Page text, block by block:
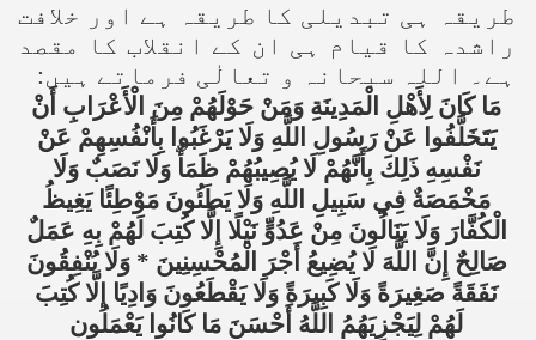
طریقہ ہی تبدیلی کا طریقہ ہے اور خلافت
راشدہ کا قیام ہی ان کے انقلاب کا مقصد
ہے۔ اللہ سبحانہ و تعالٰی فرماتے ہیں:
مَا كَانَ لِأَهْلِ الْمَدِينَةِ وَمَنْ حَوْلَهُمْ مِنَ الْأَعْرَابِ أَنْ
يَتَخَلَّفُوا عَنْ رَسُولِ اللَّهِ وَلَا يَرْغَبُوا بِأَنْفُسِهِمْ عَنْ
نَفْسِهِ ذَلِكَ بِأَنَّهُمْ لَا يُصِيبُهُمْ ظَمَأٌ وَلَا نَصَبٌ وَلَا
مَخْمَصَةٌ فِي سَبِيلِ اللَّهِ وَلَا يَطَئُونَ مَوْطِئًا يَغِيظُ
الْكُفَّارَ وَلَا يَنَالُونَ مِنْ عَدُوٍّ نَيْلًا إِلَّا كُتِبَ لَهُمْ بِهِ عَمَلٌ
صَالِحٌ إِنَّ اللَّهَ لَا يُضِيعُ أَجْرَ الْمُحْسِنِينَ * وَلَا يُنْفِقُونَ
نَفَقَةً صَغِيرَةً وَلَا كَبِيرَةً وَلَا يَقْطَعُونَ وَادِيًا إِلَّا كُتِبَ
لَهُمْ لِيَجْزِيَهُمُ اللَّهُ أَحْسَنَ مَا كَانُوا يَعْمَلُون